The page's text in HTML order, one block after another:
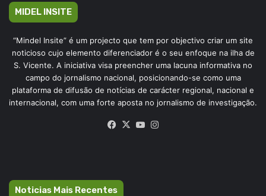
MIDEL INSITE
“Mindel Insite” é um projecto que tem por objectivo criar um site
noticioso cujo elemento diferenciador é o seu enfoque na ilha de
S. Vicente. A iniciativa visa preencher uma lacuna informativa no
campo do jornalismo nacional, posicionando-se como uma
plataforma de difusão de notícias de carácter regional, nacional e
internacional, com uma forte aposta no jornalismo de investigação.
Facebook
X YouTube
Noticias Mais Recentes